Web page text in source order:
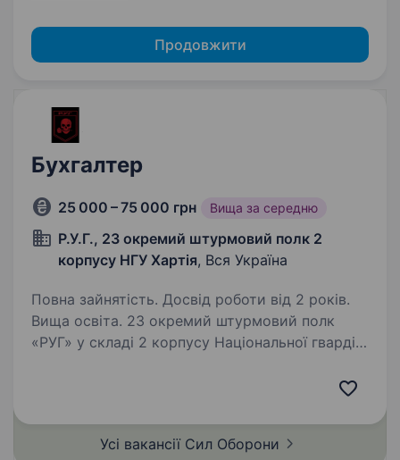
Продовжити
Бухгалтер
25 000 – 75 000 грн Вища за середню
Р.У.Г., 23 окремий штурмовий полк 2
корпусу НГУ Хартія, Вся Україна
Повна зайнятість. Досвід роботи від 2 років.
Вища освіта. 23 окремий штурмовий полк
«РУГ» у складі 2 корпусу Національної гвардії
та можливістю…
Усі вакансії Сил Оборони